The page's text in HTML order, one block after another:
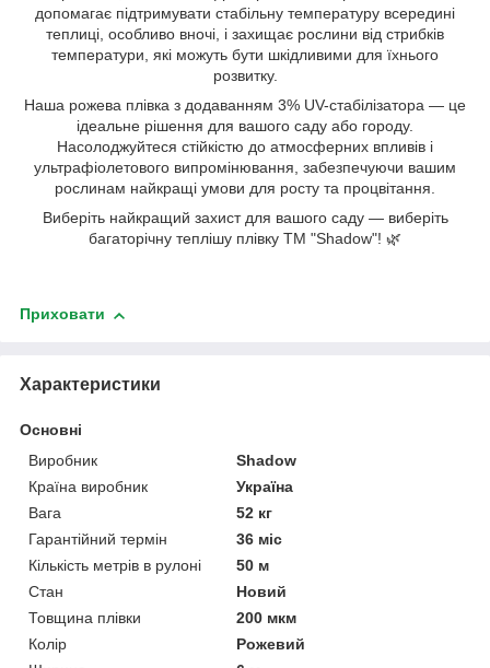
допомагає підтримувати стабільну температуру всередині
теплиці, особливо вночі, і захищає рослини від стрибків
температури, які можуть бути шкідливими для їхнього
розвитку.
Наша рожева плівка з додаванням 3% UV-стабілізатора — це
ідеальне рішення для вашого саду або городу.
Насолоджуйтеся стійкістю до атмосферних впливів і
ультрафіолетового випромінювання, забезпечуючи вашим
рослинам найкращі умови для росту та процвітання.
Виберіть найкращий захист для вашого саду — виберіть
багаторічну теплішу плівку ТМ "Shadow"! 🌿
Приховати
Характеристики
Основні
Виробник
Shadow
Країна виробник
Україна
Вага
52 кг
Гарантійний термін
36 міс
Кількість метрів в рулоні
50 м
Стан
Новий
Товщина плівки
200 мкм
Колір
Рожевий